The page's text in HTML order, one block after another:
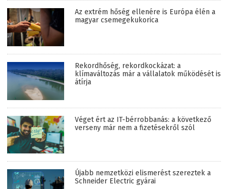
Az extrém hőség ellenére is Európa élén a
magyar csemegekukorica
Rekordhőség, rekordkockázat: a
klímaváltozás már a vállalatok működését is
átírja
Véget ért az IT-bérrobbanás: a következő
verseny már nem a fizetésekről szól
Újabb nemzetközi elismerést szereztek a
Schneider Electric gyárai